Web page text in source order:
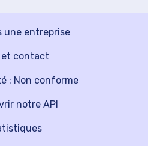
une entreprise
notre API
et contact
: Non conforme